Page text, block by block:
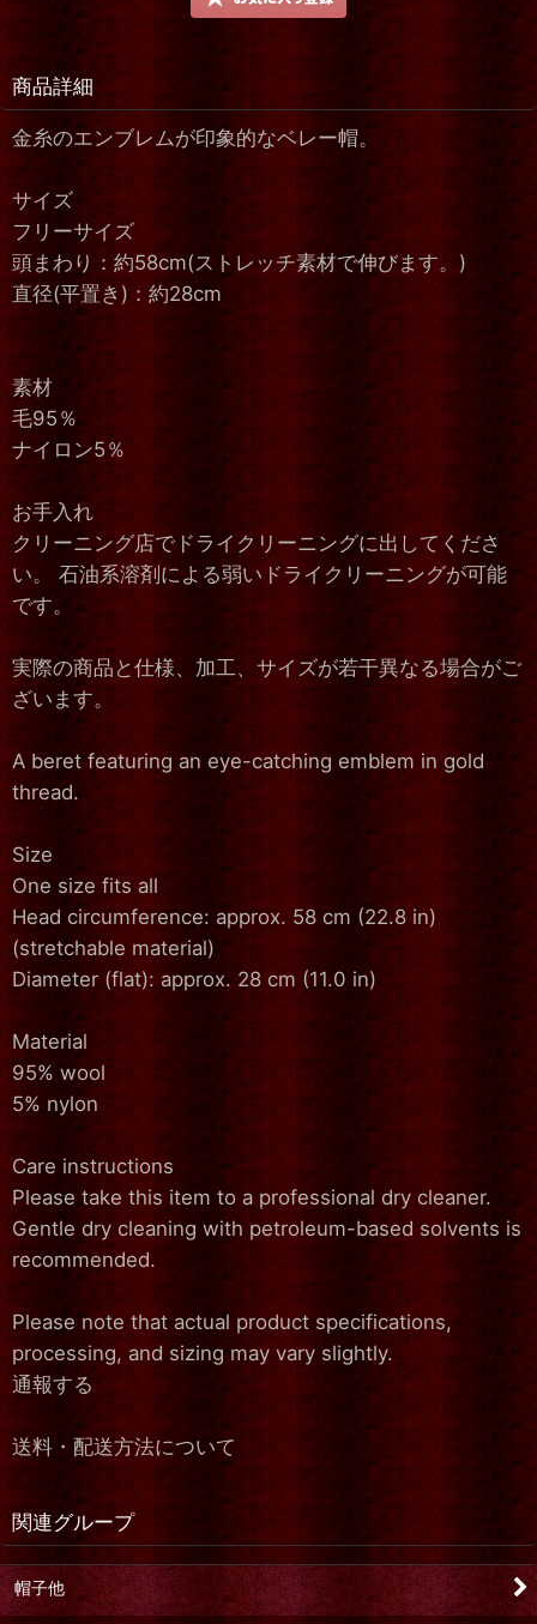
商品詳細
金糸のエンブレムが印象的なベレー帽。
サイズ
フリーサイズ
頭まわり：約58cm(ストレッチ素材で伸びます。)
直径(平置き)：約28cm
素材
毛95％
ナイロン5％
お手入れ
クリーニング店でドライクリーニングに出してくださ
い。 石油系溶剤による弱いドライクリーニングが可能
です。
実際の商品と仕様、加工、サイズが若干異なる場合がご
ざいます。
A beret featuring an eye-catching emblem in gold
thread.
Size
One size fits all
Head circumference: approx. 58 cm (22.8 in)
(stretchable material)
Diameter (flat): approx. 28 cm (11.0 in)
Material
95% wool
5% nylon
Care instructions
Please take this item to a professional dry cleaner.
Gentle dry cleaning with petroleum-based solvents is
recommended.
Please note that actual product specifications,
processing, and sizing may vary slightly.
通報する
送料・配送方法について
関連グループ
帽子他